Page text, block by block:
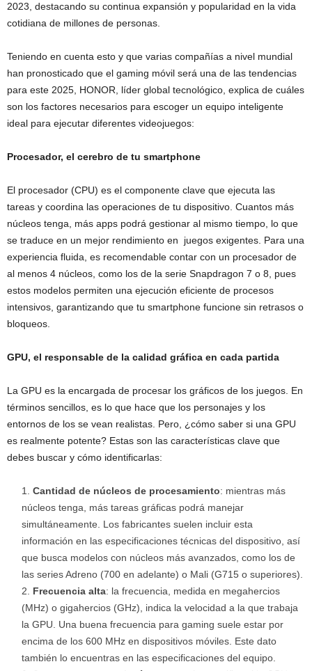
2023, destacando su continua expansión y popularidad en la vida
cotidiana de millones de personas.
Teniendo en cuenta esto y que varias compañías a nivel mundial
han pronosticado que el gaming móvil será una de las tendencias
para este 2025, HONOR, líder global tecnológico, explica de cuáles
son los factores necesarios para escoger un equipo inteligente
ideal para ejecutar diferentes videojuegos:
Procesador, el cerebro de tu smartphone
El procesador (CPU) es el componente clave que ejecuta las
tareas y coordina las operaciones de tu dispositivo. Cuantos más
núcleos tenga, más apps podrá gestionar al mismo tiempo, lo que
se traduce en un mejor rendimiento en juegos exigentes. Para una
experiencia fluida, es recomendable contar con un procesador de
al menos 4 núcleos, como los de la serie Snapdragon 7 o 8, pues
estos modelos permiten una ejecución eficiente de procesos
intensivos, garantizando que tu smartphone funcione sin retrasos o
bloqueos.
GPU, el responsable de la calidad gráfica en cada partida
La GPU es la encargada de procesar los gráficos de los juegos. En
términos sencillos, es lo que hace que los personajes y los
entornos de los se vean realistas. Pero, ¿cómo saber si una GPU
es realmente potente? Estas son las características clave que
debes buscar y cómo identificarlas:
Cantidad de núcleos de procesamiento: mientras más
núcleos tenga, más tareas gráficas podrá manejar
simultáneamente. Los fabricantes suelen incluir esta
información en las especificaciones técnicas del dispositivo, así
que busca modelos con núcleos más avanzados, como los de
las series Adreno (700 en adelante) o Mali (G715 o superiores).
Frecuencia alta: la frecuencia, medida en megahercios
(MHz) o gigahercios (GHz), indica la velocidad a la que trabaja
la GPU. Una buena frecuencia para gaming suele estar por
encima de los 600 MHz en dispositivos móviles. Este dato
también lo encuentras en las especificaciones del equipo.